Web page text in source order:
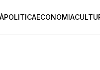
POLITICAECONOMIA